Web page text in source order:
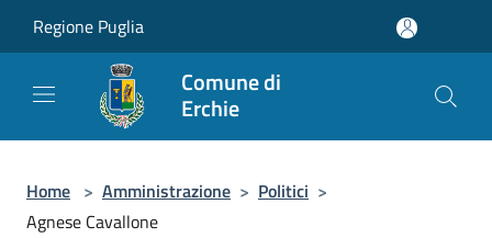
Regione Puglia
Comune di
Erchie
Home > Amministrazione > Politici >
Agnese Cavallone